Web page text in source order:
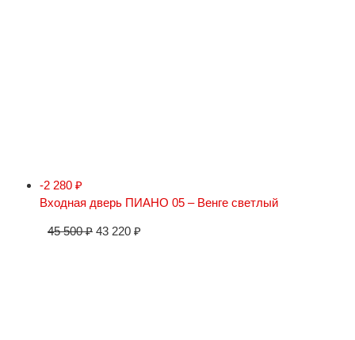
-2 280 ₽
Входная дверь ПИАНО 05 – Венге светлый
45 500₽ 43 220 ₽